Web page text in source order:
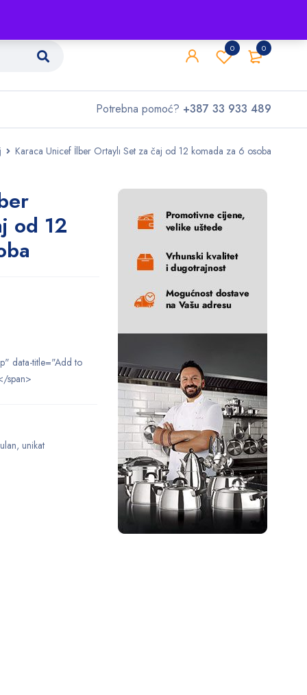
0
0
Potrebna pomoć? +387 33 933 489
Karaca Unicef ​​​​İlber Ortaylı Set za čaj od 12 komada za 6 osoba
od 12
data-title="Add to
span>
, unikat